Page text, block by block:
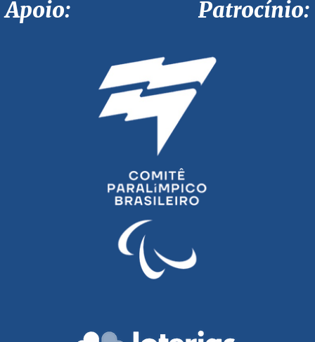
Apoio: Patrocínio: